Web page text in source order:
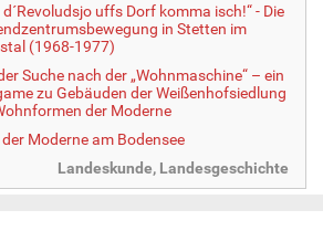
d´Revoludsjo uffs Dorf komma isch!“ - Die
in Stetten im
(1968-1977)
Suche nach der „Wohnmaschine“ – ein
zu Gebäuden der Weißenhofsiedlung
der Moderne
Moderne am Bodensee
Landeskunde, Landesgeschichte